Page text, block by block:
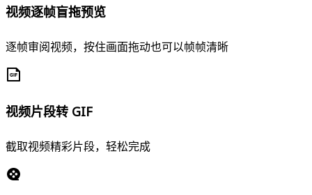
视频逐帧盲拖预览
逐帧审阅视频，按住画面拖动也可以帧帧清晰
视频片段转 GIF
截取视频精彩片段，轻松完成